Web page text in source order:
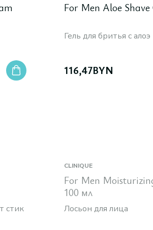
For Men Aloe
Гель для бритья с алоэ
116,47BYN
стик
CLINIQUE
For Men
100 мл
Лосьон для лица